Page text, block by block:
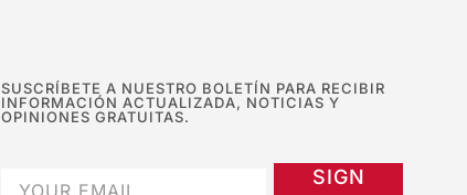
SUSCRÍBETE A NUESTRO BOLETÍN PARA RECIBIR
INFORMACIÓN ACTUALIZADA, NOTICIAS Y
OPINIONES GRATUITAS.
SIGN